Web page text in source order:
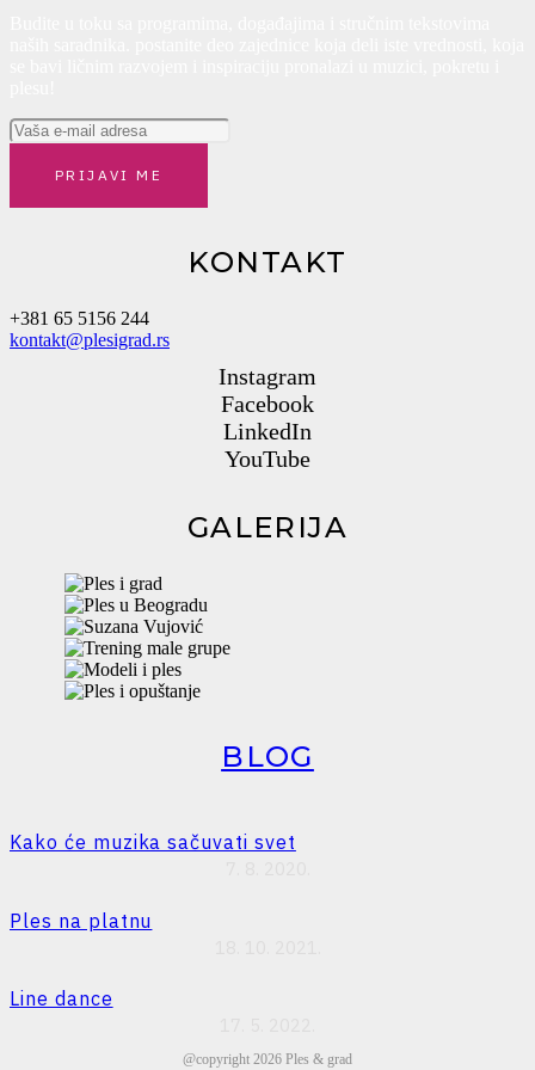
PRIJAVI ME
KONTAKT
+381 65 5156 244
kontakt@plesigrad.rs
Instagram
Facebook
LinkedIn
YouTube
GALERIJA
BLOG
Kako će muzika sačuvati svet
Ples na platnu
Line dance
@copyright 2026 Ples & grad